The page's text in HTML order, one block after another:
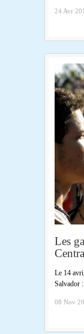
24 Avr
Les
Le 14
Salvador
08 Nov